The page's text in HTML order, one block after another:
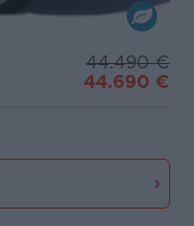
44.490 €
44.690 €